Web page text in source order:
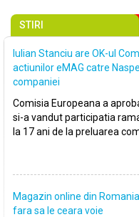
STIRI
Iulian Stanciu are OK-ul
actiunilor eMAG catre
companiei
Comisia Europeana a
si-a vandut participatia
la 17 ani de la preluarea
Magazin online din
fara sa le ceara voie